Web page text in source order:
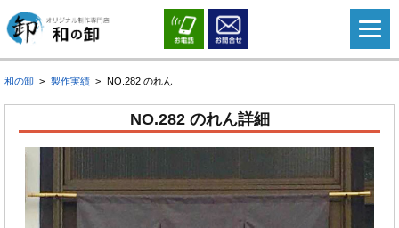
和の卸 製作実績 NO.282 のれん
NO.282 のれん詳細